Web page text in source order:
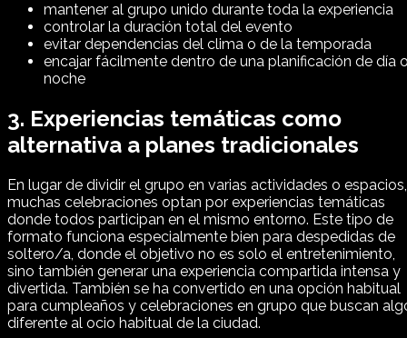
mantener al grupo unido durante toda la experiencia
controlar la duración total del evento
evitar dependencias del clima o de la temporada
encajar fácilmente dentro de una planificación de día
noche
3. Experiencias temáticas como
alternativa a planes tradicionales
En lugar de dividir el grupo en varias actividades o espacios,
muchas celebraciones optan por experiencias temáticas
donde todos participan en el mismo entorno. Este tipo de
formato funciona especialmente bien para despedidas de
soltero/a, donde el objetivo no es solo el entretenimiento,
sino también generar una experiencia compartida intensa y
divertida. También se ha convertido en una opción habitual
para cumpleaños y celebraciones en grupo que buscan
diferente al ocio habitual de la ciudad.